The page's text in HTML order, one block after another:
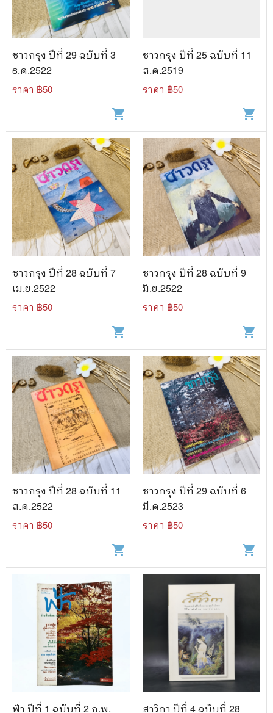
ชาวกรุง ปีที่ 29 ฉบับที่ 3
ธ.ค.2522
ราคา ฿50
shopping_cart
ชาวกรุง ปีที่ 25 ฉบับที่ 11
ส.ค.2519
ราคา ฿50
shopping_cart
ชาวกรุง ปีที่ 28 ฉบับที่ 7
เม.ย.2522
ราคา ฿50
shopping_cart
ชาวกรุง ปีที่ 28 ฉบับที่ 9
มิ.ย.2522
ราคา ฿50
shopping_cart
ชาวกรุง ปีที่ 28 ฉบับที่ 11
ส.ค.2522
ราคา ฿50
shopping_cart
ชาวกรุง ปีที่ 29 ฉบับที่ 6
มี.ค.2523
ราคา ฿50
shopping_cart
ฟ้า ปีที่ 1 ฉบับที่ 2 ก.พ. สาวิกา ปีที่ 4 ฉบับที่ 28